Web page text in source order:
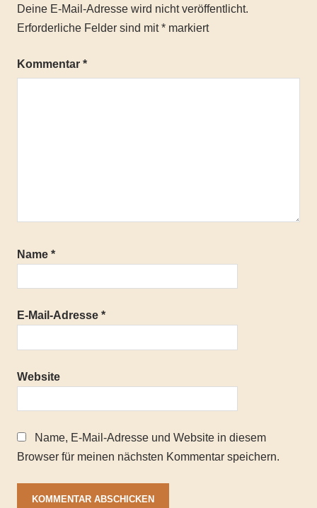
Wanderausrüstung
Wandern
Wanderschuhe
Wanderschuhe
Deine E-Mail-Adresse wird nicht veröffentlicht.
Erforderliche Felder sind mit* markiert
Kommentar *
Name *
E-Mail-Adresse *
Website
Name, E-Mail-Adresse und Website in diesem
Browser für meinen nächsten Kommentar speichern.